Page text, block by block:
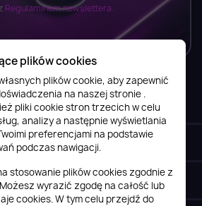
Regulaminem newslettera.
keyboard_arrow_down
plików cookies
plików cookie, aby zapewnić
na naszej stronie .
pliki cookie stron trzecich w celu
analizy a następnie wyświetlania
preferencjami na podstawie
podczas nawigacji.
stosowanie plików cookies zgodnie z
wyrazić zgodę na całość lub
cookies. W tym celu przejdź do